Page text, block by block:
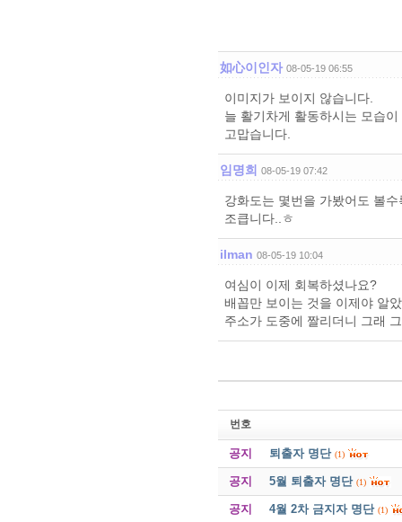
如心이인자 08-05-19 06:55
이미지가 보이지 않습니다.
늘 활기차게 활동하시는 모습
고맙습니다.
임명희 08-05-19 07:42
강화도는 몇번을 가봤어도 볼
조큽니다..ㅎ
ilman 08-05-19 10:04
여심이 이제 회복하셨나요?
배꼽만 보이는 것을 이제야 알
주소가 도중에 짤리더니 그래
번호
공지 퇴출자 명단 (1)
공지 5월 퇴출자 명단 (1)
공지 4월 2차 금지자 명단 (1)